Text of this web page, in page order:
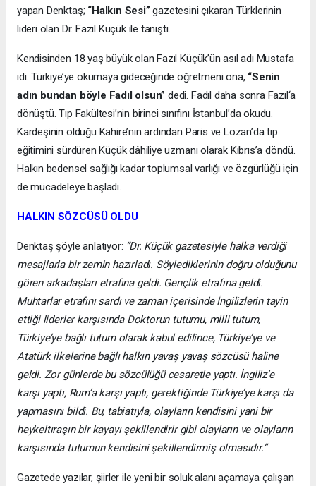
yapan Denktaş; “Halkın Sesi”gazetesini çıkaran Türklerinin
lideri olan Dr. Fazıl Küçük ile tanıştı.
Kendisinden 18 yaş büyük olan Fazıl Küçük’ün asıl adı Mustafa
idi. Türkiye’ye okumaya gideceğinde öğretmeni ona, “Senin
adın bundan böyle Fadıl olsun” dedi. Fadıl daha sonra Fazıl‘a
dönüştü. Tıp Fakültesi’nin birinci sınıfını İstanbul’da okudu.
Kardeşinin olduğu Kahire’nin ardından Paris ve Lozan’da tıp
eğitimini sürdüren Küçük dâhiliye uzmanı olarak Kıbrıs’a döndü.
Halkın bedensel sağlığı kadar toplumsal varlığı ve özgürlüğü için
de mücadeleye başladı.
HALKIN SÖZCÜSÜ OLDU
Denktaş şöyle anlatıyor: “Dr. Küçük gazetesiyle halka verdiği
mesajlarla bir zemin hazırladı. Söylediklerinin doğru olduğunu
gören arkadaşları etrafına geldi. Gençlik etrafına geldi.
Muhtarlar etrafını sardı ve zaman içerisinde İngilizlerin tayin
ettiği liderler karşısında Doktorun tutumu, milli tutum,
Türkiye’ye bağlı tutum olarak kabul edilince, Türkiye’ye ve
Atatürk ilkelerine bağlı halkın yavaş yavaş sözcüsü haline
geldi. Zor günlerde bu sözcülüğü cesaretle yaptı. İngiliz’e
karşı yaptı, Rum’a karşı yaptı, gerektiğinde Türkiye’ye karşı da
yapmasını bildi. Bu, tabiatıyla, olayların kendisini yani bir
heykeltıraşın bir kayayı şekillendirir gibi olayların ve olayların
karşısında tutumun kendisini şekillendirmiş olmasıdır.”
Gazetede yazılar, şiirler ile yeni bir soluk alanı açamaya çalışan